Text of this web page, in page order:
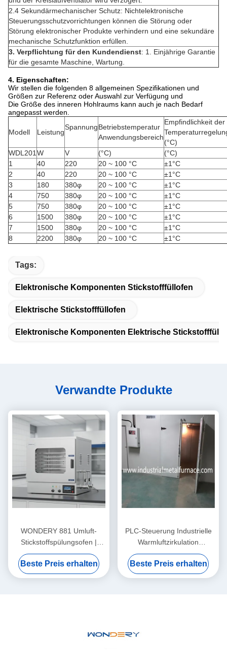
2.4 Sekundärmechanischer Schutz: Nichtelektronische
Steuerungsschutzvorrichtungen können die Störung oder
Störung elektronischer Produkte verhindern und eine sekundäre
mechanische Schutzfunktion erfüllen.
3. Verpflichtung für den Kundendienst: 1. Einjährige Garantie
für die gesamte Maschine, Wartung.
4. Eigenschaften:
Wir stellen die folgenden 8 allgemeinen Spezifikationen und
Größen zur Referenz oder Auswahl zur Verfügung und
Die Größe des inneren Hohlraums kann auch je nach Bedarf
angepasst werden.
Modell Leistung
SpannungBetriebstemperatur
Anwendungsbereich
Empfindlichkeit der
(°C)
WDL201 W V (°C)
(°C)
1
40 220 20 ~ 100 °C
±1°C
2
40 220 20 ~ 100 °C
±1°C
3
180 380φ 20 ~ 100 °C
±1°C
4
750 380φ 20 ~ 100 °C
±1°C
5
750 380φ 20 ~ 100 °C
±1°C
6
1500 380φ 20 ~ 100 °C
±1°C
7
1500 380φ 20 ~ 100 °C
±1°C
8
2200 380φ 20 ~ 100 °C ±1°C
Tags:
Elektronische Komponenten Stickstofffüllofen
Elektrische Stickstofffüllofen
Elektronische Komponenten Elektrische
Verwandte Produkte
WONDERY 881 Umluft-
Stickstoffspülungsofen |
250°C Inertgas-
Trockenschrank für
sauerstofffreie Verarbeitung
Beste Preis erhalten
PLC-Steuerung Industrielle
Warmluftzirkulation
Elektrische Trocknerofen für
Trocknungsmaterialien
Beste Preis erhalten